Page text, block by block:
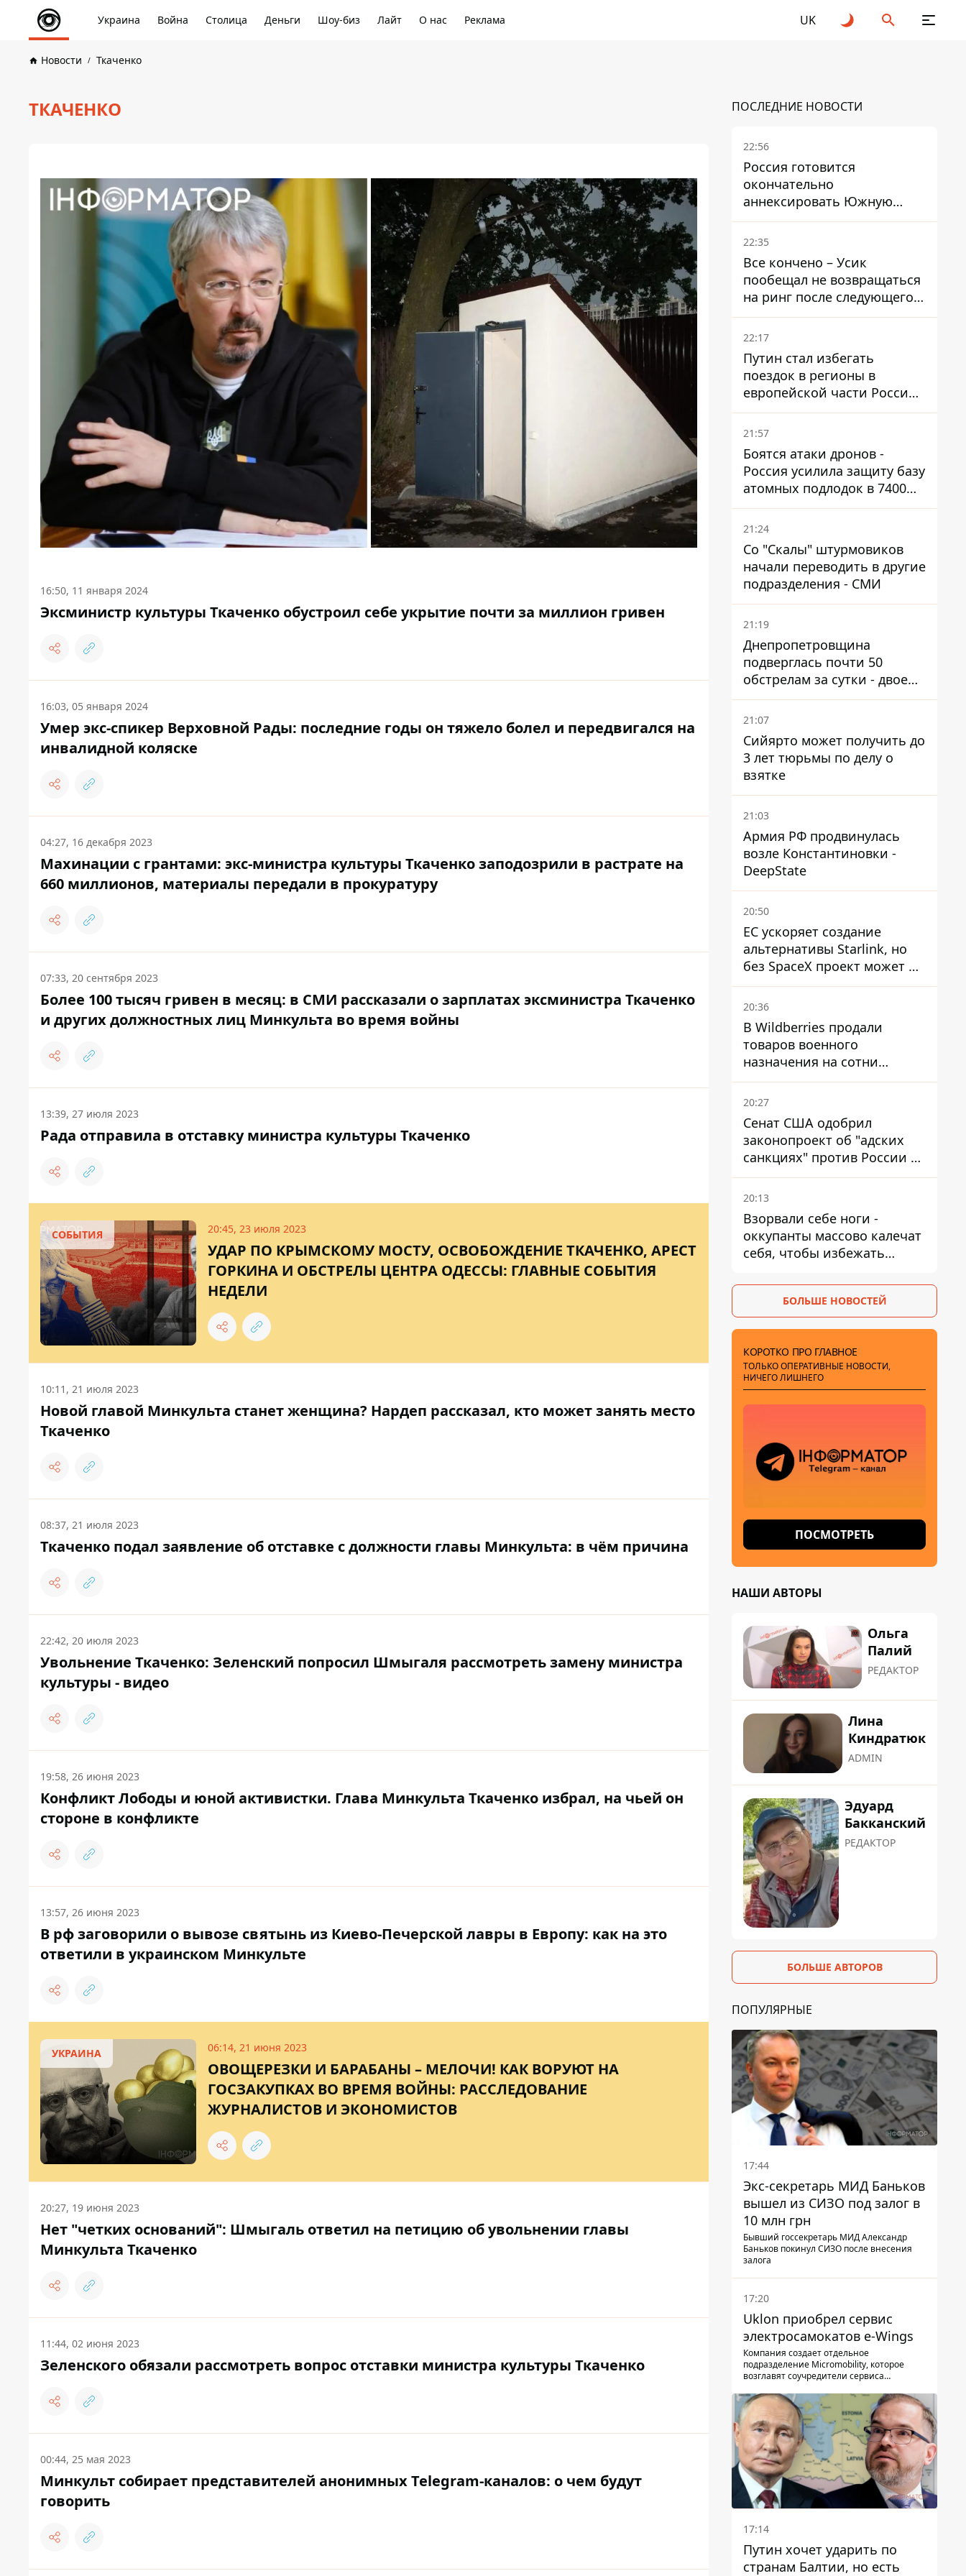
Украина Война Столица Деньги Шоу-биз Лайт О нас Реклама UK
Новости Ткаченко
ТКАЧЕНКО
16:50, 11 января 2024
Эксминистр культуры Ткаченко обустроил себе укрытие почти за миллион гривен
16:03, 05 января 2024
Умер экс-спикер Верховной Рады: последние годы он тяжело болел и передвигался на
инвалидной коляске
04:27, 16 декабря 2023
Махинации с грантами: экс-министра культуры Ткаченко заподозрили в растрате на
660 миллионов, материалы передали в прокуратуру
07:33, 20 сентября 2023
Более 100 тысяч гривен в месяц: в СМИ рассказали о зарплатах эксминистра Ткаченко
и других должностных лиц Минкульта во время войны
13:39, 27 июля 2023
Рада отправила в отставку министра культуры Ткаченко
СОБЫТИЯ 20:45, 23 июля 2023
УДАР ПО КРЫМСКОМУ МОСТУ, ОСВОБОЖДЕНИЕ ТКАЧЕНКО, АРЕСТ
ГОРКИНА И ОБСТРЕЛЫ ЦЕНТРА ОДЕССЫ: ГЛАВНЫЕ СОБЫТИЯ
НЕДЕЛИ
10:11, 21 июля 2023
Новой главой Минкульта станет женщина? Нардеп рассказал, кто может занять место
Ткаченко
08:37, 21 июля 2023
Ткаченко подал заявление об отставке с должности главы Минкульта: в чём причина
22:42, 20 июля 2023
Увольнение Ткаченко: Зеленский попросил Шмыгаля рассмотреть замену министра
культуры - видео
19:58, 26 июня 2023
Конфликт Лободы и юной активистки. Глава Минкульта Ткаченко избрал, на чьей он
стороне в конфликте
13:57, 26 июня 2023
В рф заговорили о вывозе святынь из Киево-Печерской лавры в Европу: как на это
ответили в украинском Минкульте
УКРАИНА 06:14, 21 июня 2023
ОВОЩЕРЕЗКИ И БАРАБАНЫ – МЕЛОЧИ! КАК ВОРУЮТ НА
ГОСЗАКУПКАХ ВО ВРЕМЯ ВОЙНЫ: РАССЛЕДОВАНИЕ
ЖУРНАЛИСТОВ И ЭКОНОМИСТОВ
20:27, 19 июня 2023
Нет "четких оснований": Шмыгаль ответил на петицию об увольнении главы
Минкульта Ткаченко
11:44, 02 июня 2023
Зеленского обязали рассмотреть вопрос отставки министра культуры Ткаченко
00:44, 25 мая 2023
Минкульт собирает представителей анонимных Telegram-каналов: о чем будут
говорить
ПОСЛЕДНИЕ НОВОСТИ
22:56
Россия готовится
окончательно
аннексировать Южную
Осетию – страны НАТО
обеспокоены
22:35
Все кончено – Усик
пообещал не возвращаться
на ринг после следующего
боя
22:17
Путин стал избегать
поездок в регионы в
европейской части России,
куда регулярно долетают
дроны
21:57
Боятся атаки дронов -
Россия усилила защиту базу
атомных подлодок в 7400
км от Украины
21:24
Со "Скалы" штурмовиков
начали переводить в другие
подразделения - СМИ
21:19
Днепропетровщина
подверглась почти 50
обстрелам за сутки - двое
погибших, шесть
пострадавших
21:07
Сийярто может получить до
3 лет тюрьмы по делу о
взятке
21:03
Армия РФ продвинулась
возле Константиновки -
DeepState
20:50
ЕС ускоряет создание
альтернативы Starlink, но
без SpaceX проект может не
обойтись
20:36
В Wildberries продали
товаров военного
назначения на сотни
миллионов, но удары ВСУ
изменили ситуацию
20:27
Сенат США одобрил
законопроект об "адских
санкциях" против России и
Ирана
20:13
Взорвали себе ноги -
оккупанты массово калечат
себя, чтобы избежать
БОЛЬШЕ НОВОСТЕЙ
КОРОТКО ПРО ГЛАВНОЕ
ТОЛЬКО ОПЕРАТИВНЫЕ НОВОСТИ,
НИЧЕГО ЛИШНЕГО
ПОСМОТРЕТЬ
НАШИ АВТОРЫ
Ольга
Палий
РЕДАКТОР
Лина
Киндратюк
ADMIN
Эдуард
Бакканский
РЕДАКТОР
БОЛЬШЕ АВТОРОВ
ПОПУЛЯРНЫЕ
17:44
Экс-секретарь МИД Баньков
вышел из СИЗО под залог в
10 млн грн
Бывший госсекретарь МИД Александр
Баньков покинул СИЗО после внесения
залога
17:20
Uklon приобрел сервис
электросамокатов e-Wings
Компания создает отдельное
подразделение Micromobility, которое
возглавят соучредители сервиса
17:14
Путин хочет ударить по
странам Балтии, но есть